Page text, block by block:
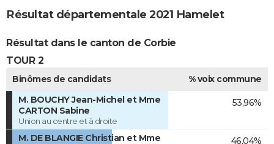
Résultat départementale 2021 Hamelet
Résultat dans le canton de Corbie
TOUR 2
Binômes de candidats
% voix commune
M. BOUCHY Jean-Michel et Mme
CARTON Sabine
Union au centre et à droite
53,96%
M. DE BLANGIE Christian et Mme
46,04%